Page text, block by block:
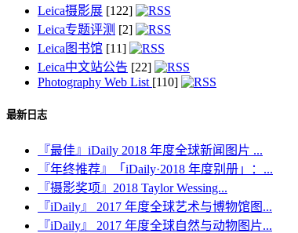
Leica摄影展 [122]
Leica专题评测 [2]
Leica图书馆 [11]
Leica中文站公告 [22]
Photography Web List [110]
最新日志
『最佳』iDaily 2018 年度全球新闻图片 ...
『年终推荐』「iDaily·2018 年度别册」：...
『摄影奖项』2018 Taylor Wessing...
『iDaily』 2017 年度全球艺术与博物馆图...
『iDaily』 2017 年度全球自然与动物图片...